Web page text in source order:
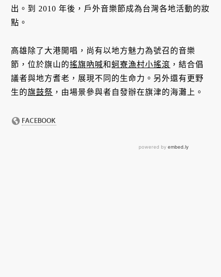
出。到 2010 年後，戶外音樂節成為台灣各地活動的妝
點。
高雄除了大港開唱，尚有以地方魅力為號召的音樂
節，位於旗山的搖旗吶喊和 蚵寮漁村小搖滾 ，結合倡
議者與地方耆老，展現不同的生命力。另外還有更野
生的旗鼓祭 ，由場景參與者自發辦在旗津的海灘上。